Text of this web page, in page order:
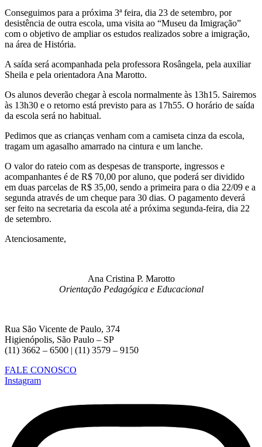
Conseguimos para a próxima 3ª feira, dia 23 de setembro, por
desistência de outra escola, uma visita ao “Museu da Imigração”
com o objetivo de ampliar os estudos realizados sobre a imigração,
na área de História.
A saída será acompanhada pela professora Rosângela, pela auxiliar
Sheila e pela orientadora Ana Marotto.
Os alunos deverão chegar à escola normalmente às 13h15. Sairemos
às 13h30 e o retorno está previsto para as 17h55. O horário de saída
da escola será no habitual.
Pedimos que as crianças venham com a camiseta cinza da escola,
tragam um agasalho amarrado na cintura e um lanche.
O valor do rateio com as despesas de transporte, ingressos e
acompanhantes é de R$ 70,00 por aluno, que poderá ser dividido
em duas parcelas de R$ 35,00, sendo a primeira para o dia 22/09 e a
segunda através de um cheque para 30 dias. O pagamento deverá
ser feito na secretaria da escola até a próxima segunda-feira, dia 22
de setembro.
Atenciosamente,
Ana Cristina P. Marotto
Orientação Pedagógica e Educacional
Rua São Vicente de Paulo, 374
Higienópolis, São Paulo – SP
(11) 3662 – 6500 | (11) 3579 – 9150
FALE CONOSCO
Instagram